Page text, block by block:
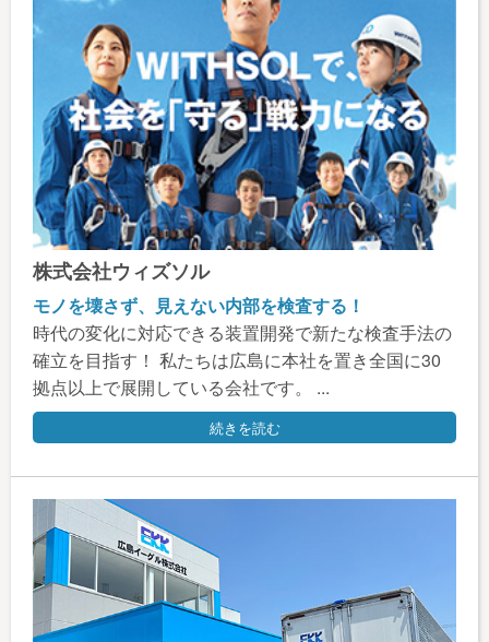
株式会社ウィズソル
モノを壊さず、見えない内部を検査する！
時代の変化に対応できる装置開発で新たな検査手法の
確立を目指す！ 私たちは広島に本社を置き全国に30
拠点以上で展開している会社です。 ...
続きを読む